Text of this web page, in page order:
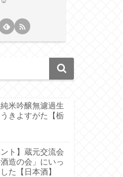
純米吟醸無濾過生
きよすがた【栃
ント】蔵元交流会
酒造の会」にいっ
た【日本酒】